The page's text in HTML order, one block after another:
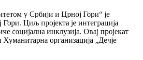
у Србији и Црној Гори“ је
Циљ пројекта је интеграција
социјална инклузија. Овај пројекат
организација „Дечје